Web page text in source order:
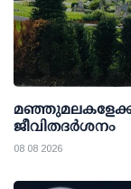
ജീവിതദർശനം
08 08 2026